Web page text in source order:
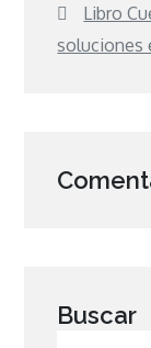
Libro
soluciones
Buscar